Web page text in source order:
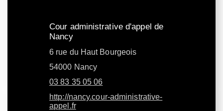
Cour administrative d'appel de
Nancy
6 rue du Haut Bourgeois
54000 Nancy
03 83 35 05 06
http://nancy.cour-administrative-
appel.fr